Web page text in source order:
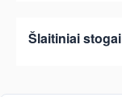
Šlaitiniai stogai